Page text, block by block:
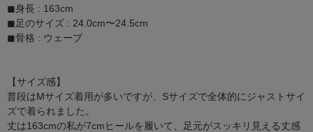
◼︎身長 : 163cm
◼︎足のサイズ : 24.0cm〜24.5cm
◼︎骨格 : ウェーブ
【サイズ感】
普段はMサイズ着用が多いですが、Sサイズで全体的にジャストサイ
ズで着られました。
丈は163cmの私が7cmヒールを履いて、足元がスッキリ見える丈感